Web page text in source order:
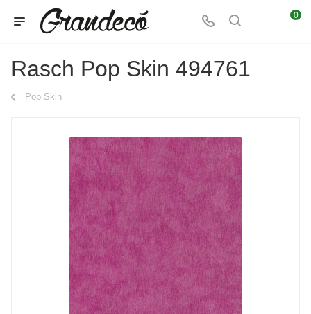
0
Rasch Pop Skin 494761
Pop Skin